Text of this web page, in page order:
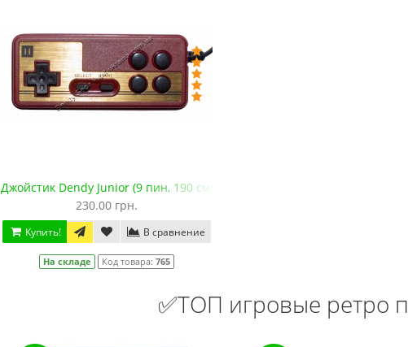
Купить! В 1 клік
Код товара:832
79 отзывов
Джойстик Dendy Junior (9 пин, 190 см)
230.00 грн.
Купить! В сравнение
На складе Код товара: 765
✅ТОП игровые ретро